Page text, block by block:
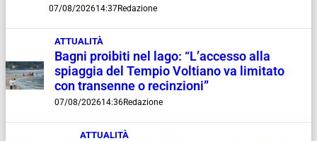
07/08/202614:37Redazione
ATTUALITÀ
Bagni proibiti nel lago: “L’accesso alla
spiaggia del Tempio Voltiano va limitato
con transenne o recinzioni”
07/08/202614:36Redazione
ATTUALITÀ